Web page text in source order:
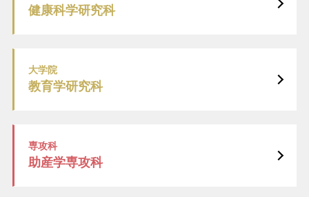
健康科学研究科
大学院
教育学研究科
専攻科
助産学専攻科